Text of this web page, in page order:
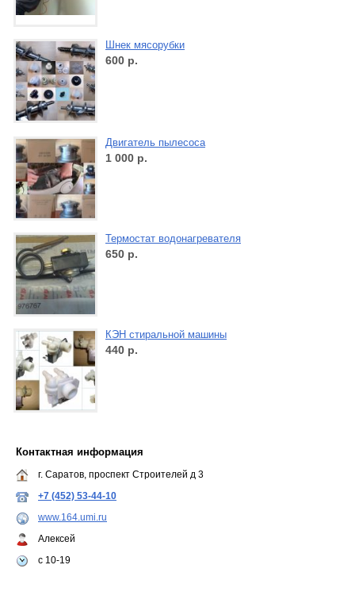
Шнек мясорубки
600 р.
Двигатель пылесоса
1 000 р.
Термостат водонагревателя
650 р.
КЭН стиральной машины
440 р.
Контактная информация
г. Саратов, проспект Строителей д 3
+7 (452) 53-44-10
www.164.umi.ru
Алексей
с 10-19